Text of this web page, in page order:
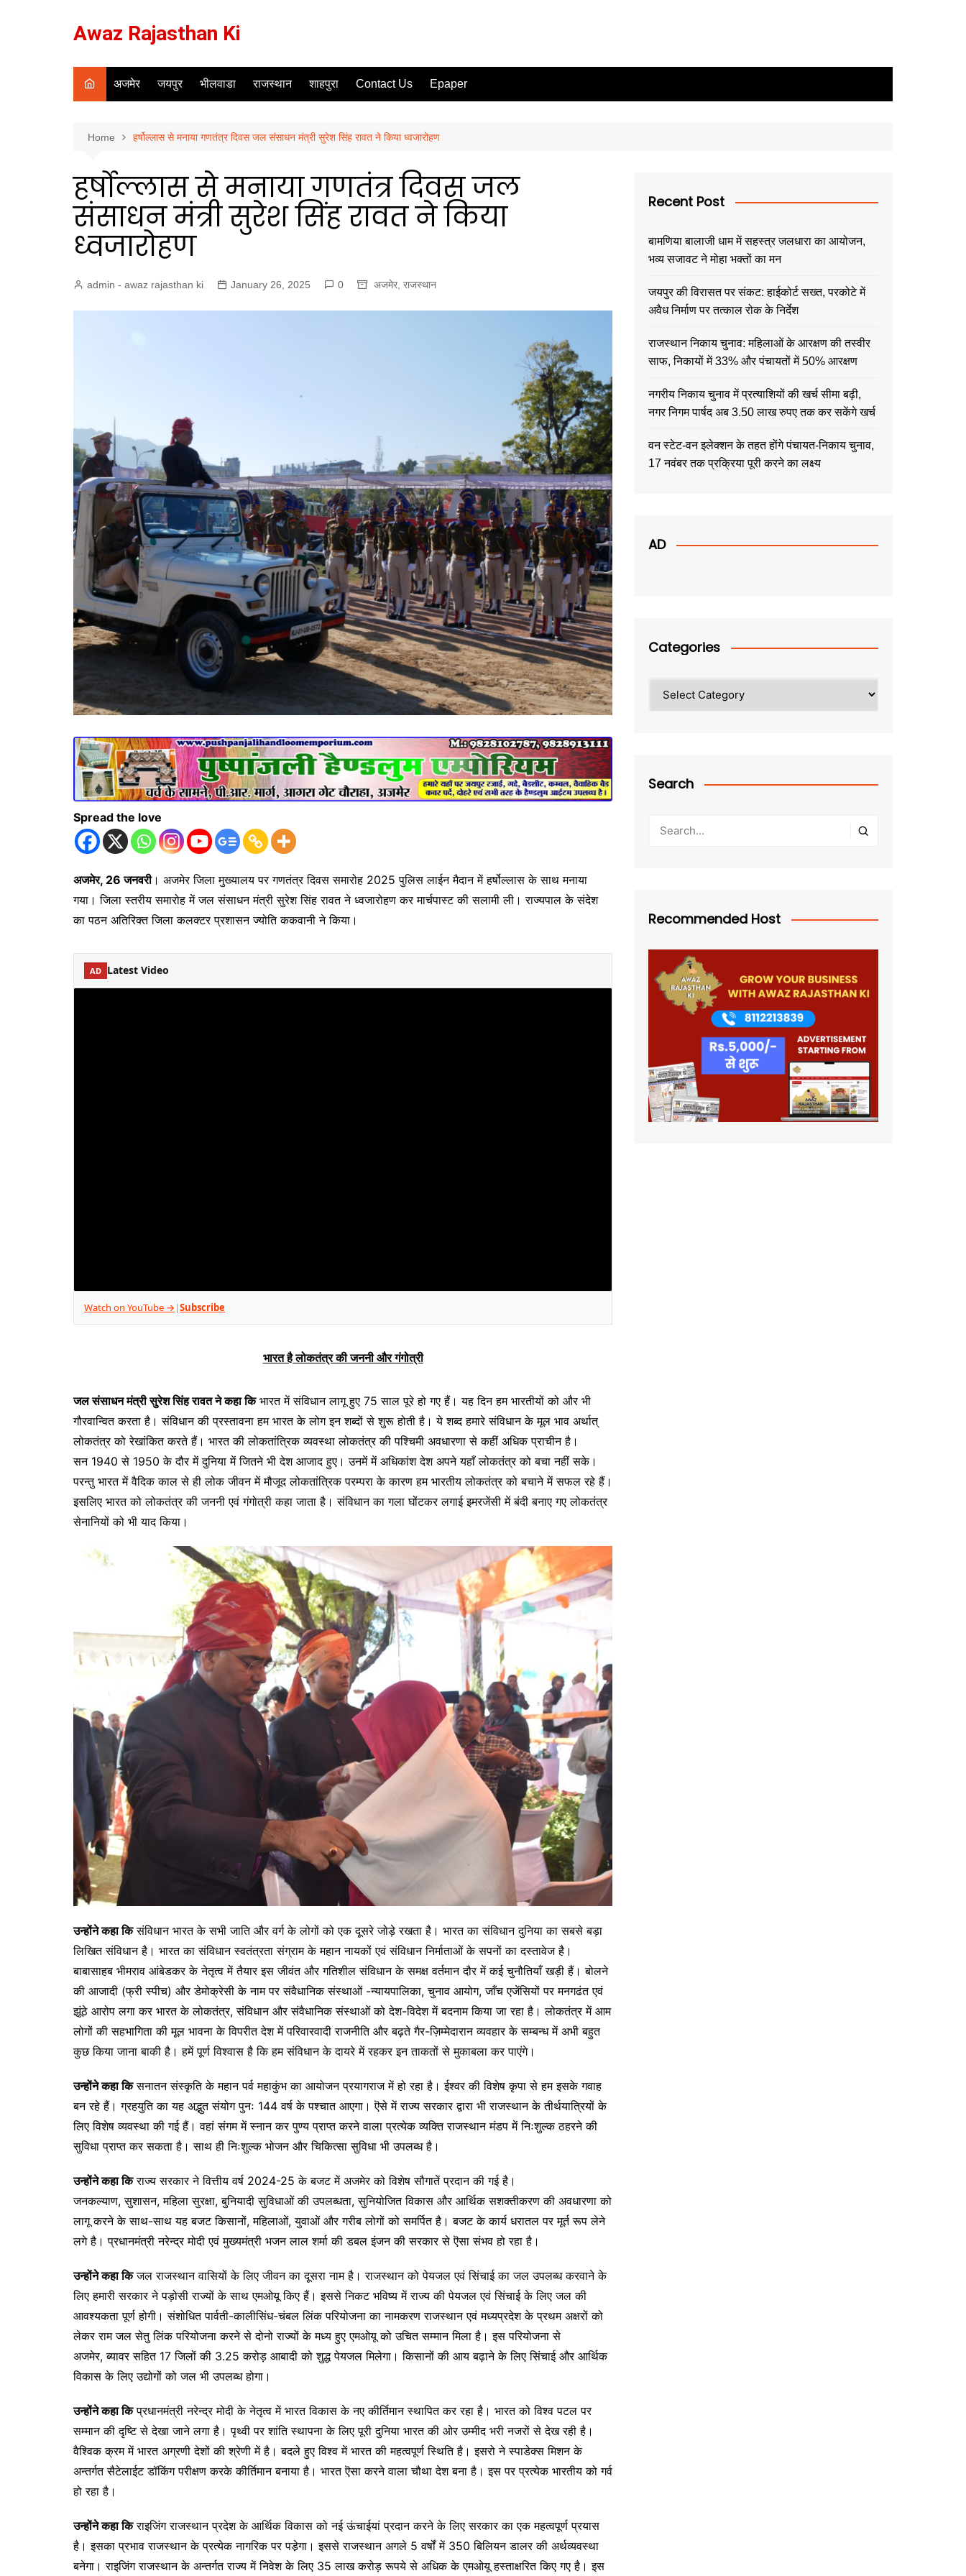
Awaz Rajasthan Ki
अजमेर जयपुर भीलवाडा राजस्थान शाहपुरा Contact Us Epaper
Home हर्षोल्लास से मनाया गणतंत्र दिवस जल संसाधन मंत्री सुरेश सिंह रावत ने किया ध्वजारोहण
हर्षोल्लास से मनाया गणतंत्र दिवस जल
संसाधन मंत्री सुरेश सिंह रावत ने किया
ध्वजारोहण
admin - awaz rajasthan ki January 26, 2025 0 अजमेर राजस्थान
Spread the love
अजमेर, 26 जनवरी। अजमेर जिला मुख्यालय पर गणतंत्र दिवस समारोह 2025 पुलिस लाईन मैदान में हर्षोल्लास के साथ मनाया
गया। जिला स्तरीय समारोह में जल संसाधन मंत्री सुरेश सिंह रावत ने ध्वजारोहण कर मार्चपास्ट की सलामी ली। राज्यपाल के संदेश
का पठन अतिरिक्त जिला कलक्टर प्रशासन ज्योति ककवानी ने किया।
AD Latest Video
Watch on YouTube → |Subscribe
भारत है लोकतंत्र की जननी और गंगोत्री
जल संसाधन मंत्री सुरेश सिंह रावत ने कहा किभारत में संविधान लागू हुए 75 साल पूरे हो गए हैं। यह दिन हम भारतीयों को और भी
गौरवान्वित करता है। संविधान की प्रस्तावना हम भारत के लोग इन शब्दों से शुरू होती है। ये शब्द हमारे संविधान के मूल भाव अर्थात्
लोकतंत्र को रेखांकित करते हैं। भारत की लोकतांत्रिक व्यवस्था लोकतंत्र की पश्चिमी अवधारणा से कहीं अधिक प्राचीन है।
सन 1940 से 1950 के दौर में दुनिया में जितने भी देश आजाद हुए। उनमें में अधिकांश देश अपने यहाँ लोकतंत्र को बचा नहीं सके।
परन्तु भारत में वैदिक काल से ही लोक जीवन में मौजूद लोकतांत्रिक परम्परा के कारण हम भारतीय लोकतंत्र को बचाने में सफल रहे हैं।
इसलिए भारत को लोकतंत्र की जननी एवं गंगोत्री कहा जाता है। संविधान का गला घोंटकर लगाई इमरजेंसी में बंदी बनाए गए लोकतंत्र
सेनानियों को भी याद किया।
उन्होंने कहा किसंविधान भारत के सभी जाति और वर्ग के लोगों को एक दूसरे जोड़े रखता है। भारत का संविधान दुनिया का सबसे बड़ा
लिखित संविधान है। भारत का संविधान स्वतंत्रता संग्राम के महान नायकों एवं संविधान निर्माताओं के सपनों का दस्तावेज है।
बाबासाहब भीमराव आंबेडकर के नेतृत्व में तैयार इस जीवंत और गतिशील संविधान के समक्ष वर्तमान दौर में कई चुनौतियाँ खड़ी हैं। बोलने
की आजादी (फ्री स्पीच) और डेमोक्रेसी के नाम पर संवैधानिक संस्थाओं -न्यायपालिका, चुनाव आयोग, जाँच एजेंसियों पर मनगढंत एवं
झूंठे आरोप लगा कर भारत के लोकतंत्र, संविधान और संवैधानिक संस्थाओं को देश-विदेश में बदनाम किया जा रहा है। लोकतंत्र में आम
लोगों की सहभागिता की मूल भावना के विपरीत देश में परिवारवादी राजनीति और बढ़ते गैर-ज़िम्मेदारान व्यवहार के सम्बन्ध में अभी बहुत
कुछ किया जाना बाकी है। हमें पूर्ण विश्वास है कि हम संविधान के दायरे में रहकर इन ताकतों से मुकाबला कर पाएंगे।
उन्होंने कहा किसनातन संस्कृति के महान पर्व महाकुंभ का आयोजन प्रयागराज में हो रहा है। ईश्वर की विशेष कृपा से हम इसके गवाह
बन रहे हैं। ग्रहयुति का यह अद्भुत संयोग पुनः 144 वर्ष के पश्चात आएगा। ऎसे में राज्य सरकार द्वारा भी राजस्थान के तीर्थयात्रियों के
लिए विशेष व्यवस्था की गई हैं। वहां संगम में स्नान कर पुण्य प्राप्त करने वाला प्रत्येक व्यक्ति राजस्थान मंडप में निःशुल्क ठहरने की
सुविधा प्राप्त कर सकता है। साथ ही निःशुल्क भोजन और चिकित्सा सुविधा भी उपलब्ध है।
उन्होंने कहा किराज्य सरकार ने वित्तीय वर्ष 2024-25 के बजट में अजमेर को विशेष सौगातें प्रदान की गई है।
जनकल्याण, सुशासन, महिला सुरक्षा, बुनियादी सुविधाओं की उपलब्धता, सुनियोजित विकास और आर्थिक सशक्तीकरण की अवधारणा को
लागू करने के साथ-साथ यह बजट किसानों, महिलाओं, युवाओं और गरीब लोगों को समर्पित है। बजट के कार्य धरातल पर मूर्त रूप लेने
लगे है। प्रधानमंत्री नरेन्द्र मोदी एवं मुख्यमंत्री भजन लाल शर्मा की डबल इंजन की सरकार से ऎसा संभव हो रहा है।
उन्होंने कहा किजल राजस्थान वासियों के लिए जीवन का दूसरा नाम है। राजस्थान को पेयजल एवं सिंचाई का जल उपलब्ध करवाने के
लिए हमारी सरकार ने पड़ोसी राज्यों के साथ एमओयू किए हैं। इससे निकट भविष्य में राज्य की पेयजल एवं सिंचाई के लिए जल की
आवश्यकता पूर्ण होगी। संशोधित पार्वती-कालीसिंध-चंबल लिंक परियोजना का नामकरण राजस्थान एवं मध्यप्रदेश के प्रथम अक्षरों को
लेकर राम जल सेतु लिंक परियोजना करने से दोनो राज्यों के मध्य हुए एमओयू को उचित सम्मान मिला है। इस परियोजना से
अजमेर, ब्यावर सहित 17 जिलों की 3.25 करोड़ आबादी को शुद्ध पेयजल मिलेगा। किसानों की आय बढ़ाने के लिए सिंचाई और आर्थिक
विकास के लिए उद्योगों को जल भी उपलब्ध होगा।
उन्होंने कहा किप्रधानमंत्री नरेन्द्र मोदी के नेतृत्व में भारत विकास के नए कीर्तिमान स्थापित कर रहा है। भारत को विश्व पटल पर
सम्मान की दृष्टि से देखा जाने लगा है। पृथ्वी पर शांति स्थापना के लिए पूरी दुनिया भारत की ओर उम्मीद भरी नजरों से देख रही है।
वैश्विक क्रम में भारत अग्रणी देशों की श्रेणी में है। बदले हुए विश्व में भारत की महत्वपूर्ण स्थिति है। इसरो ने स्पाडेक्स मिशन के
अन्तर्गत सैटेलाईट डॉकिंग परीक्षण करके कीर्तिमान बनाया है। भारत ऎसा करने वाला चौथा देश बना है। इस पर प्रत्येक भारतीय को गर्व
हो रहा है।
उन्होंने कहा किराइजिंग राजस्थान प्रदेश के आर्थिक विकास को नई ऊंचाईयां प्रदान करने के लिए सरकार का एक महत्वपूर्ण प्रयास
है। इसका प्रभाव राजस्थान के प्रत्येक नागरिक पर पडे़गा। इससे राजस्थान अगले 5 वर्षों में 350 बिलियन डालर की अर्थव्यवस्था
बनेगा। राइजिंग राजस्थान के अन्तर्गत राज्य में निवेश के लिए 35 लाख करोड़ रूपये से अधिक के एमओयू हस्ताक्षरित किए गए है। इस
Recent Post
बामणिया बालाजी धाम में सहस्त्र जलधारा का आयोजन,
भव्य सजावट ने मोहा भक्तों का मन
जयपुर की विरासत पर संकट: हाईकोर्ट सख्त, परकोटे में
अवैध निर्माण पर तत्काल रोक के निर्देश
राजस्थान निकाय चुनाव: महिलाओं के आरक्षण की तस्वीर
साफ, निकायों में 33% और पंचायतों में 50% आरक्षण
नगरीय निकाय चुनाव में प्रत्याशियों की खर्च सीमा बढ़ी,
नगर निगम पार्षद अब 3.50 लाख रुपए तक कर सकेंगे खर्च
वन स्टेट-वन इलेक्शन के तहत होंगे पंचायत-निकाय चुनाव,
17 नवंबर तक प्रक्रिया पूरी करने का लक्ष्य
AD
Categories
Search
Recommended Host